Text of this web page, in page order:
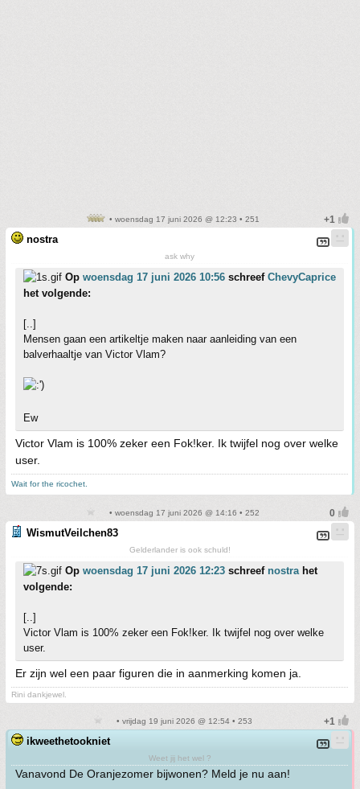
• woensdag 17 juni 2026 @ 12:23 • 251
nostra
ask why
Op woensdag 17 juni 2026 10:56 schreef ChevyCaprice
het volgende:
[..]
Mensen gaan een artikeltje maken naar aanleiding van een
balverhaaltje van Victor Vlam?
Ew
Victor Vlam is 100% zeker een Fok!ker. Ik twijfel nog over welke
user.
Wait for the ricochet.
• woensdag 17 juni 2026 @ 14:16 • 252
WismutVeilchen83
Gelderlander is ook schuld!
Op woensdag 17 juni 2026 12:23 schreef nostrahet
volgende:
[..]
Victor Vlam is 100% zeker een Fok!ker. Ik twijfel nog over welke
user.
Er zijn wel een paar figuren die in aanmerking komen ja.
Rini dankjewel.
• vrijdag 19 juni 2026 @ 12:54 • 253
ikweethetookniet
Weet jij het wel ?
Vanavond De Oranjezomer bijwonen? Meld je nu aan!